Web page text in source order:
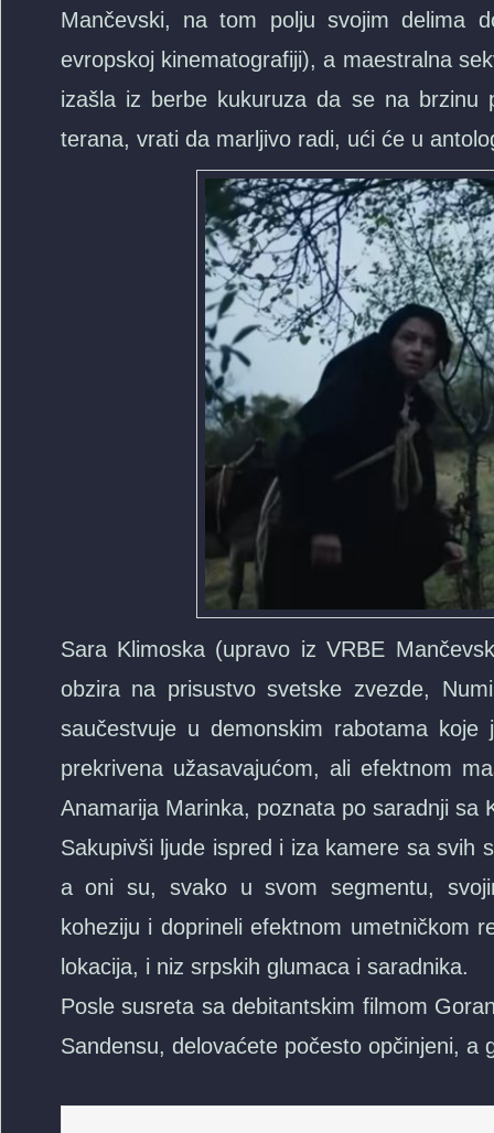
Mančevski, na tom polju svojim delima
evropskoj kinematografiji), a maestralna
izašla iz berbe kukuruza da se na brzinu
terana, vrati da marljivo radi, ući će u
Sara Klimoska (upravo iz VRBE
obzira na prisustvo svetske zvezde,
saučestvuje u demonskim rabotama
prekrivena užasavajućom, ali efektnom
Anamarija Marinka, poznata po saradnji sa
Sakupivši ljude ispred i iza kamere sa svih
a oni su, svako u svom segmentu,
koheziju i doprineli efektnom umetničkom
lokacija, i niz srpskih glumaca i saradnika.
Posle susreta sa debitantskim filmom
Sandensu, delovaćete počesto opčinjeni, a